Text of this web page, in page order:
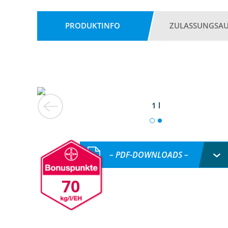
PRODUKTINFO
1 l
70
– PDF-DOWNLOADS –